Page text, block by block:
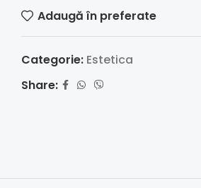
Adaugă în preferate
Categorie: Estetica
Share: